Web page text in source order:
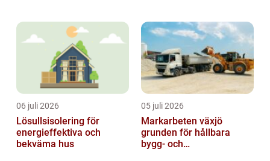
träning i entreprenörskap innebär, t...
06 juli 2026
Lösullsisolering för
energieffektiva och
bekväma hus
05 juli 2026
Markarbeten växjö
grunden för hållbara
bygg- och